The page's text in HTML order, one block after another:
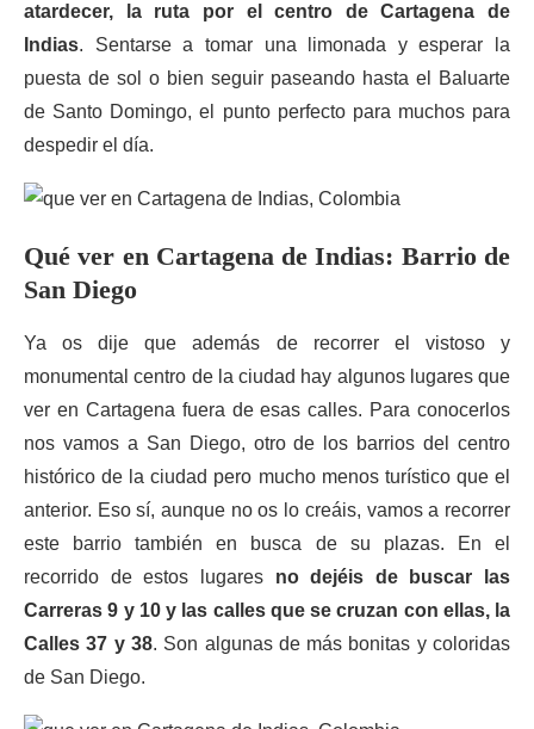
atardecer, la ruta por el centro de Cartagena de
Indias. Sentarse a tomar una limonada y esperar la
puesta de sol o bien seguir paseando hasta el Baluarte
de Santo Domingo, el punto perfecto para muchos para
despedir el día.
Qué ver en Cartagena de Indias: Barrio de
San Diego
Ya os dije que además de recorrer el vistoso y
monumental centro de la ciudad hay algunos lugares que
ver en Cartagena fuera de esas calles. Para conocerlos
nos vamos a San Diego, otro de los barrios del centro
histórico de la ciudad pero mucho menos turístico que el
anterior. Eso sí, aunque no os lo creáis, vamos a recorrer
este barrio también en busca de su plazas. En el
recorrido de estos lugares no dejéis de buscar las
Carreras 9 y 10 y las calles que se cruzan con ellas, la
Calles 37 y 38. Son algunas de más bonitas y coloridas
de San Diego.